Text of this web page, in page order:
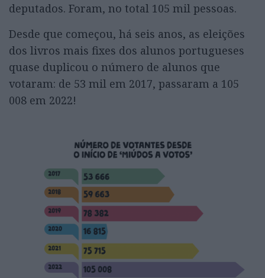
deputados. Foram, no total 105 mil pessoas.
Desde que começou, há seis anos, as eleições
dos livros mais fixes dos alunos portugueses
quase duplicou o número de alunos que
votaram: de 53 mil em 2017, passaram a 105
008 em 2022!